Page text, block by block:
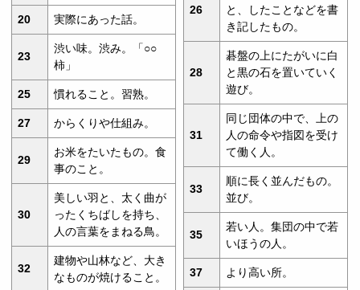
20 実際にあった話。
23
渋い味。渋み。「○○
柿」
25 慣れること。習熟。
27 からくりや仕組み。
29
お米をたいたもの。食
事のこと。
30
美しい羽と、太く曲が
ったくちばしを持ち、
人の言葉をまねる鳥。
32
建物や山林など、大き
なものが焼けること。
26
と、したことなどを書
き記したもの。
28
碁盤の上にたがいに白
と黒の石を置いていく
遊び。
31
同じ団体の中で、上の
人の命令や指図を受け
て働く人。
33
順に長く並んだもの。
並び。
35
若い人。集団の中で若
いほうの人。
37 より高い所。